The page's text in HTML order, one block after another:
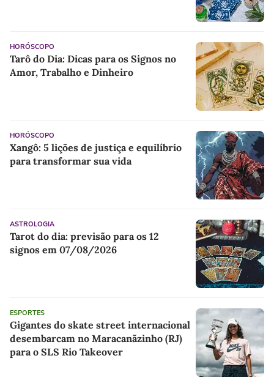
HORÓSCOPO
Tarô do Dia: Dicas para os Signos no
Amor, Trabalho e Dinheiro
HORÓSCOPO
Xangô: 5 lições de justiça e equilíbrio
para transformar sua vida
ASTROLOGIA
Tarot do dia: previsão para os 12
signos em 07/08/2026
ESPORTES
Gigantes do skate street internacional
desembarcam no Maracanãzinho (RJ)
para o SLS Rio Takeover